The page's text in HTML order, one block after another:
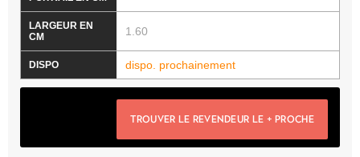
1.60
dispo. prochainement
TROUVER LE REVENDEUR LE + PROCHE